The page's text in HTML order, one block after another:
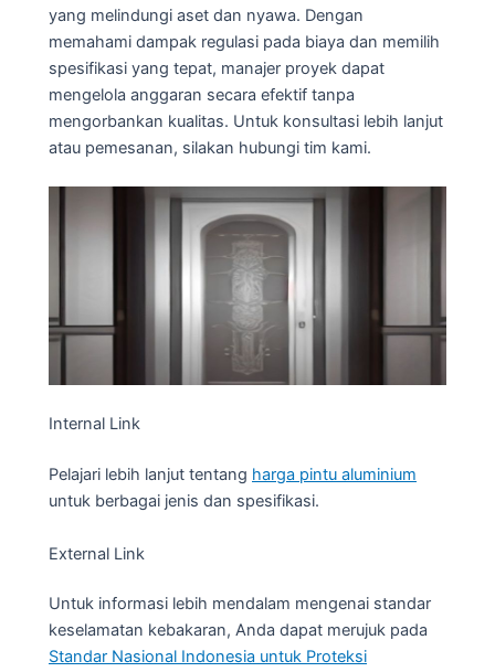
yang melindungi aset dan nyawa. Dengan
memahami dampak regulasi pada biaya dan memilih
spesifikasi yang tepat, manajer proyek dapat
mengelola anggaran secara efektif tanpa
mengorbankan kualitas. Untuk konsultasi lebih lanjut
atau pemesanan, silakan hubungi tim kami.
Internal Link
Pelajari lebih lanjut tentang harga pintu aluminium
untuk berbagai jenis dan spesifikasi.
External Link
Untuk informasi lebih mendalam mengenai standar
keselamatan kebakaran, Anda dapat merujuk pada
Standar Nasional Indonesia untuk Proteksi